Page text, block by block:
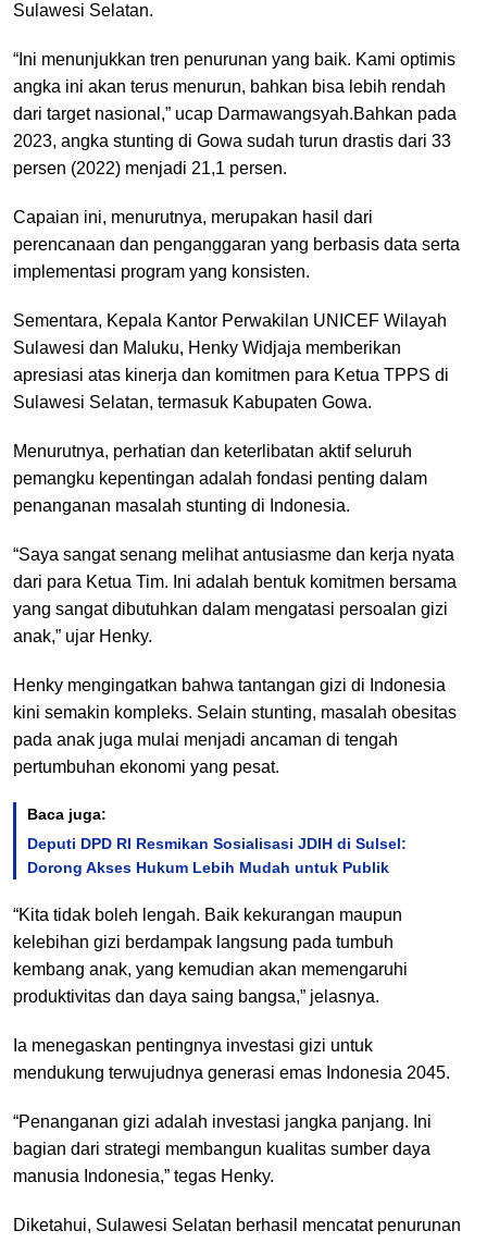
Sulawesi Selatan.
“Ini menunjukkan tren penurunan yang baik. Kami optimis
angka ini akan terus menurun, bahkan bisa lebih rendah
dari target nasional,” ucap Darmawangsyah.Bahkan pada
2023, angka stunting di Gowa sudah turun drastis dari 33
persen (2022) menjadi 21,1 persen.
Capaian ini, menurutnya, merupakan hasil dari
perencanaan dan penganggaran yang berbasis data serta
implementasi program yang konsisten.
Sementara, Kepala Kantor Perwakilan UNICEF Wilayah
Sulawesi dan Maluku, Henky Widjaja memberikan
apresiasi atas kinerja dan komitmen para Ketua TPPS di
Sulawesi Selatan, termasuk Kabupaten Gowa.
Menurutnya, perhatian dan keterlibatan aktif seluruh
pemangku kepentingan adalah fondasi penting dalam
penanganan masalah stunting di Indonesia.
“Saya sangat senang melihat antusiasme dan kerja nyata
dari para Ketua Tim. Ini adalah bentuk komitmen bersama
yang sangat dibutuhkan dalam mengatasi persoalan gizi
anak,” ujar Henky.
Henky mengingatkan bahwa tantangan gizi di Indonesia
kini semakin kompleks. Selain stunting, masalah obesitas
pada anak juga mulai menjadi ancaman di tengah
pertumbuhan ekonomi yang pesat.
Baca juga:
Deputi DPD RI Resmikan Sosialisasi JDIH di Sulsel:
Dorong Akses Hukum Lebih Mudah untuk Publik
“Kita tidak boleh lengah. Baik kekurangan maupun
kelebihan gizi berdampak langsung pada tumbuh
kembang anak, yang kemudian akan memengaruhi
produktivitas dan daya saing bangsa,” jelasnya.
Ia menegaskan pentingnya investasi gizi untuk
mendukung terwujudnya generasi emas Indonesia 2045.
“Penanganan gizi adalah investasi jangka panjang. Ini
bagian dari strategi membangun kualitas sumber daya
manusia Indonesia,” tegas Henky.
Diketahui, Sulawesi Selatan berhasil mencatat penurunan